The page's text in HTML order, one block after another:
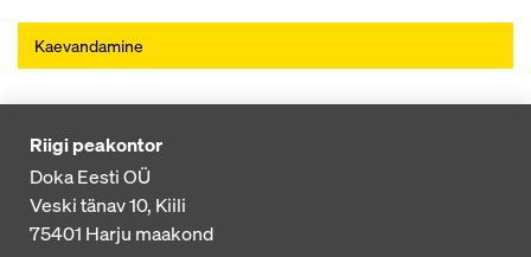
Kaevandamine
Riigi peakontor
Doka Eesti OÜ
Veski tänav 10, Kiili
75401 Harju maakond